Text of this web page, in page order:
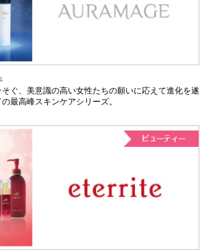
ぐ、美意識の高い女性たちの願いに応えて進化を遂
最高峰スキンケアシリーズ。